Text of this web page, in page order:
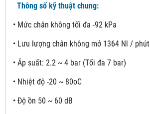
Thông số kỹ thuật chung:
• Mức chân không tối đa -92 kPa
• Lưu lượng chân không mở 1364 Nl / phút
• Áp suất: 2.2 ~ 4 bar (Tối đa 7 bar)
• Nhiệt độ -20 ~ 80oC
• Độ ồn 50 ~ 60 dB